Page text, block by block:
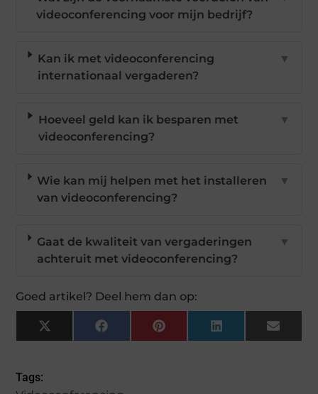
videoconferencing voor mijn bedrijf?
Kan ik met videoconferencing
internationaal vergaderen?
▼
Hoeveel geld kan ik besparen met
videoconferencing?
▼
Wie kan mij helpen met het installeren
van videoconferencing?
▼
Gaat de kwaliteit van vergaderingen
achteruit met videoconferencing?
▼
Goed artikel? Deel hem dan op:
X
(Twitter)
FacebookPinterestLinkedIn Email
Tags: